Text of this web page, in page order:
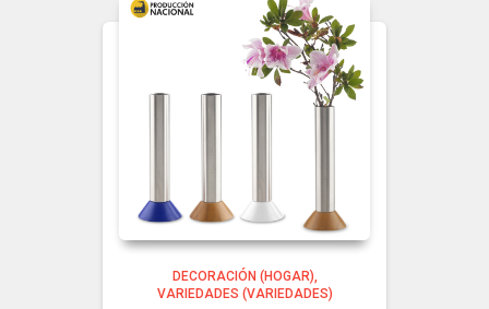
DECORACIÓN (HOGAR)
VARIEDADES (VARIEDADES)